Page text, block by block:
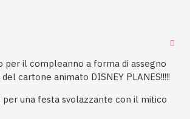
per il compleanno a forma di assegno
cartone animato DISNEY PLANES!!!!!
una festa svolazzante con il mitico